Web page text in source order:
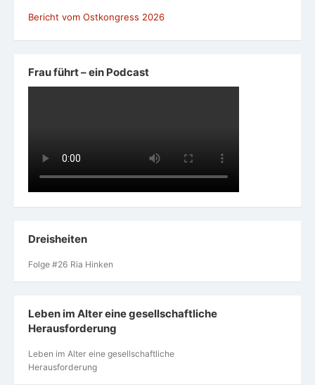
Bericht vom Ostkongress 2026
Frau führt – ein Podcast
Dreisheiten
Folge #26 Ria Hinken
Leben im Alter eine gesellschaftliche
Herausforderung
Leben im Alter eine gesellschaftliche
Herausforderung